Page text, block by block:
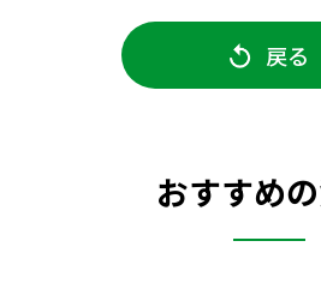
戻る
おすすめ